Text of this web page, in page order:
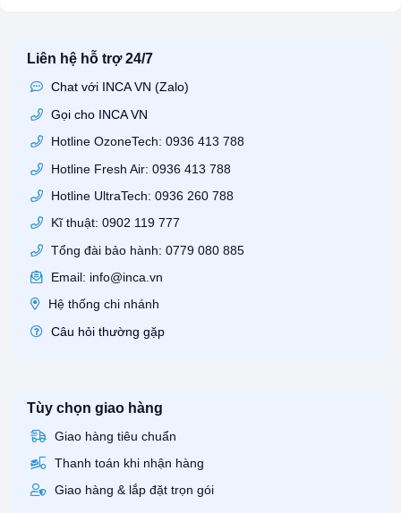
Liên hệ hỗ trợ 24/7
Chat với INCA VN (Zalo)
Gọi cho INCA VN
Hotline OzoneTech: 0936 413 788
Hotline Fresh Air: 0936 413 788
Hotline UltraTech: 0936 260 788
Kĩ thuật: 0902 119 777
Tổng đài bảo hành: 0779 080 885
Email: info@inca.vn
Hệ thống chi nhánh
Câu hỏi thường gặp
Tùy chọn giao hàng
Giao hàng tiêu chuẩn
Thanh toán khi nhận hàng
Giao hàng & lắp đặt trọn gói